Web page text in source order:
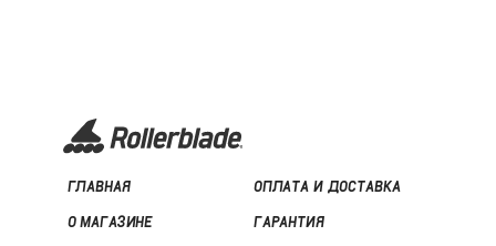
ГЛАВНАЯ
О МАГАЗИНЕ
ОПЛАТА И ДОСТАВКА
ГАРАНТИЯ